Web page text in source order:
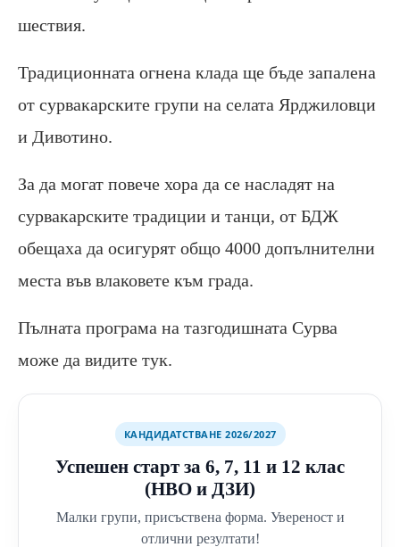
шествия.
Традиционната огнена клада ще бъде запалена
от сурвакарските групи на селата Ярджиловци
и Дивотино.
За да могат повече хора да се насладят на
сурвакарските традиции и танци, от БДЖ
обещаха да осигурят общо 4000 допълнителни
места във влаковете към града.
Пълната програма на тазгодишната Сурва
може да видите тук.
КАНДИДАТСТВАНЕ 2026/2027
Успешен старт за 6, 7, 11 и 12 клас
(НВО и ДЗИ)
Малки групи, присъствена форма. Увереност и
отлични резултати!